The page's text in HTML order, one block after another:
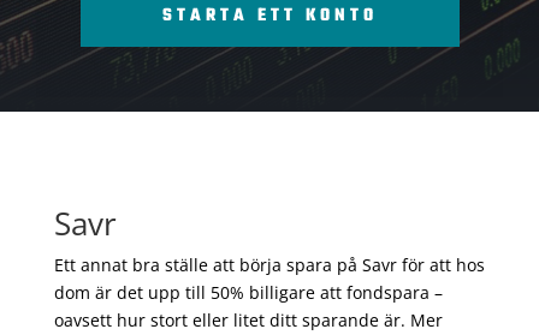
STARTA ETT KONTO
Savr
Ett annat bra ställe att börja spara på Savr för att hos
dom är det upp till 50% billigare att fondspara –
oavsett hur stort eller litet ditt sparande är. Mer